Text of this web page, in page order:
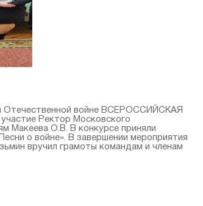
Отечественной войне ВСЕРОССИЙСКАЯ
Ректор Московского
Макеева О.В. В конкурсе приняли
о войне». В завершении мероприятия
вручил грамоты командам и членам